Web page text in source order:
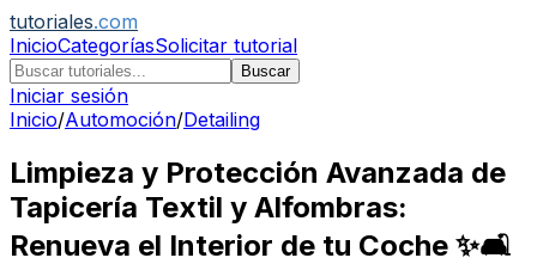
tutoriales.com
InicioCategoríasSolicitar tutorial
Buscar
Iniciar sesión
Inicio/Automoción/Detailing
Limpieza y Protección Avanzada de
Tapicería Textil y Alfombras:
Renueva el Interior de tu Coche ✨🛋️